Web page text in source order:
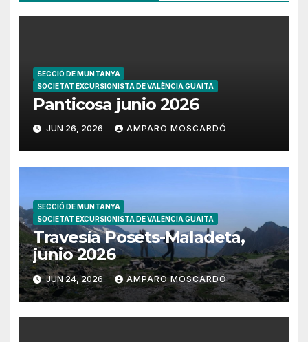
SECCIÓ DE MUNTANYA
SOCIETAT EXCURSIONISTA DE VALÈNCIA GUAITA
Panticosa junio 2026
JUN 26, 2026 AMPARO MOSCARDÓ
SECCIÓ DE MUNTANYA
SOCIETAT EXCURSIONISTA DE VALÈNCIA GUAITA
Travesía Posets-Maladeta,
junio 2026
JUN 24, 2026 AMPARO MOSCARDÓ